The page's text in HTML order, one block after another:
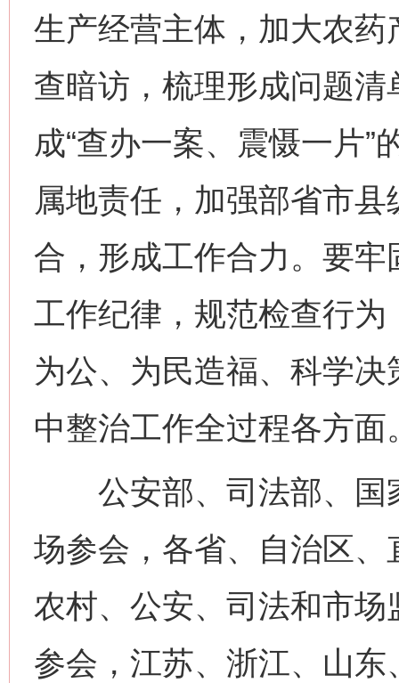
生产经营主体，加大农
查暗访，梳理形成问题
成“查办一案、震慑一片
属地责任，加强部省市
合，形成工作合力。要
工作纪律，规范检查行为
为公、为民造福、科学
中整治工作全过程各方面
公安部、司法部、国
场参会，各省、自治区
农村、公安、司法和市
参会，江苏、浙江、山
网上购药对药下症？